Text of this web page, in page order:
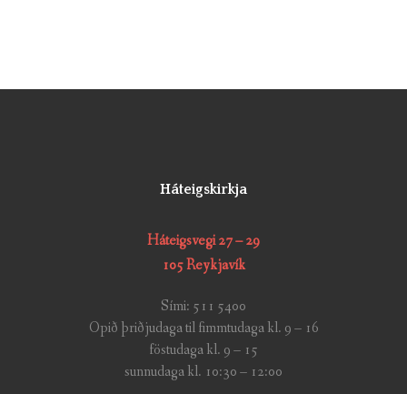
Háteigskirkja
Háteigsvegi 27 – 29
105 Reykjavík
Sími: 511 5400
Opið þriðjudaga til fimmtudaga kl. 9 – 16
föstudaga kl. 9 – 15
sunnudaga kl. 10:30 – 12:00